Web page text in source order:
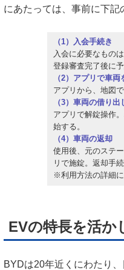
にあたっては、事前に下記
（1）入会手続き
入会に必要なもの
登録審査完了後に
（2）アプリで車両
アプリから、地図
（3）車両の借り出
アプリで解錠操作
始する。
（4）車両の返却
使用後、元のステ
リで施錠。返却手
※利用方法の詳細
EVの特長を活か
BYDは20年近くにわたり